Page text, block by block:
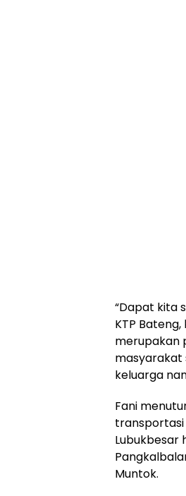
“Dapat kita
KTP
merupakan
masyarakat
keluarga
Fani
transportasi
Lubukbesar
Muntok.